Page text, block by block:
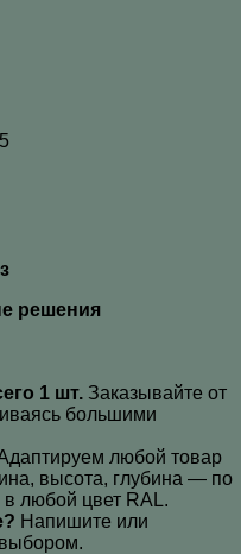
решения
1 шт. Заказывайте от
большими
любой товар
высота, глубина — по
любой цвет RAL.
Напишите или